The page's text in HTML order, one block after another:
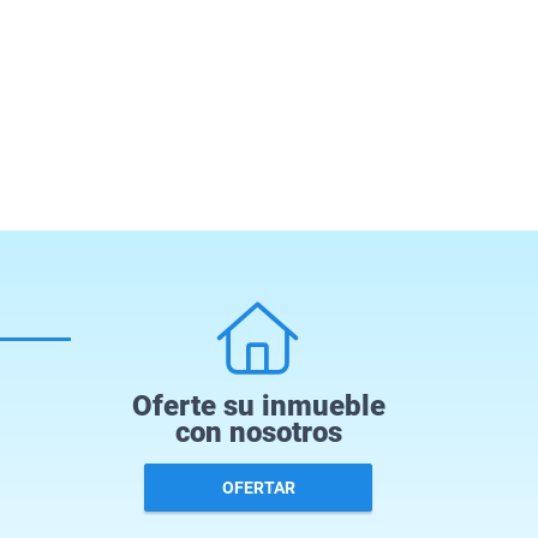
Oferte su inmueble
con nosotros
OFERTAR